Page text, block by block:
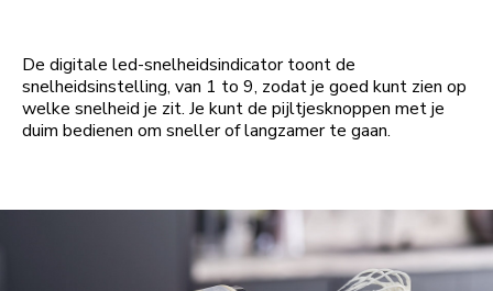
De digitale led-snelheidsindicator toont de
snelheidsinstelling, van 1 to 9, zodat je goed kunt zien op
welke snelheid je zit. Je kunt de pijltjesknoppen met je
duim bedienen om sneller of langzamer te gaan.